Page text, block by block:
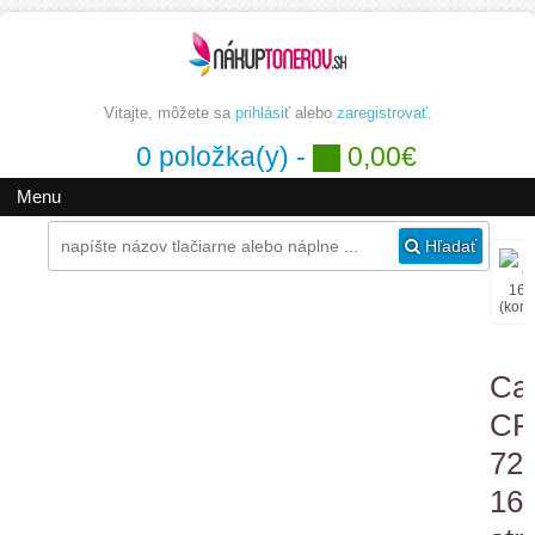
Vitajte, môžete sa prihlásiťalebo zaregistrovať.
0 položka(y) - 0,00€
Hľadať
Menu